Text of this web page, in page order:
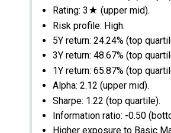
Rating: 3★ (upper mid).
Risk profile: High.
5Y return: 24.24% (top
3Y return: 48.67% (top
1Y return: 65.87% (top
Alpha: 2.12 (upper mid).
Sharpe: 1.22 (top quartile).
Information ratio: -0.50
Higher exposure to Basic